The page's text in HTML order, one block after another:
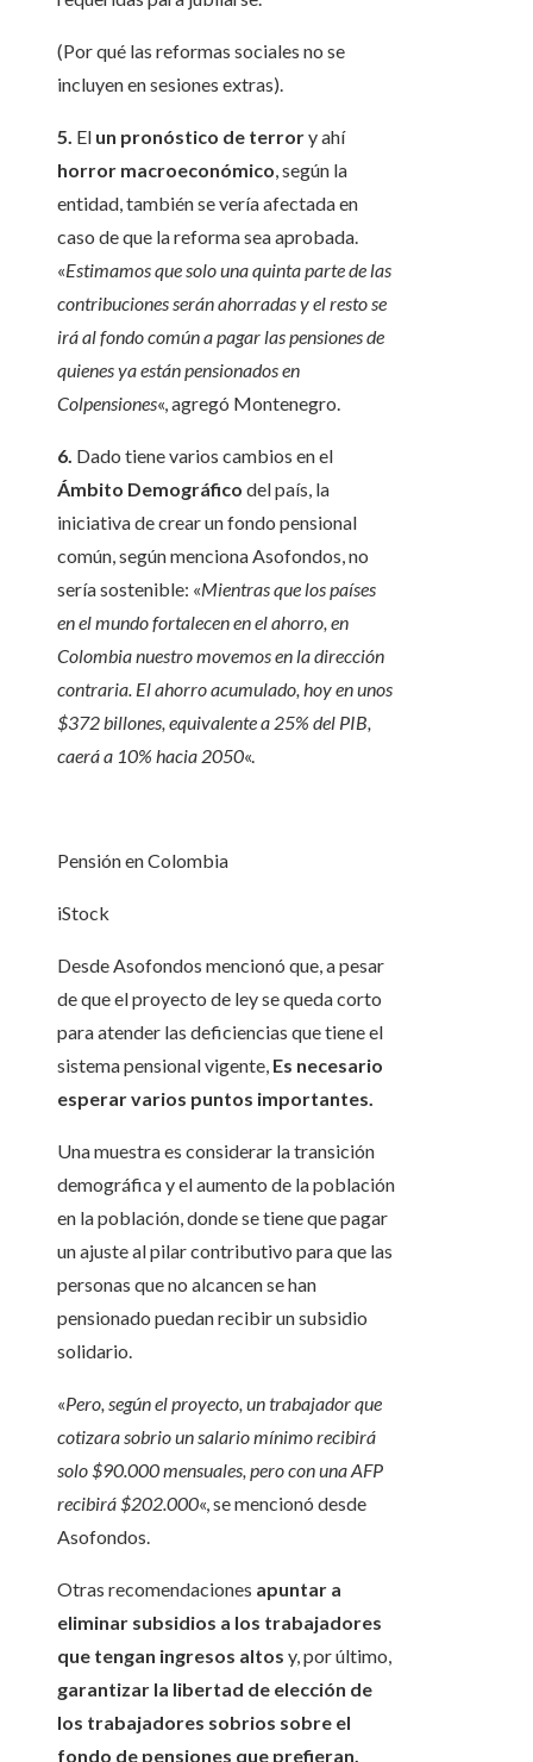
(Por qué las reformas sociales no se
incluyen en sesiones extras).
5. El un pronóstico de terrory ahí
horror macroeconómico, según la
entidad, también se vería afectada en
caso de que la reforma sea aprobada.
«Estimamos que solo una quinta parte de las
contribuciones serán ahorradas y el resto se
irá al fondo común a pagar las pensiones de
quienes ya están pensionados en
Colpensiones«, agregó Montenegro.
6. Dado tiene varios cambios en el
Ámbito Demográfico del país, la
iniciativa de crear un fondo pensional
común, según menciona Asofondos, no
sería sostenible: «Mientras que los países
en el mundo fortalecen en el ahorro, en
Colombia nuestro movemos en la dirección
contraria. El ahorro acumulado, hoy en unos
$372 billones, equivalente a 25% del PIB,
caerá a 10% hacia 2050«.
Pensión en Colombia
iStock
Desde Asofondos mencionó que, a pesar
de que el proyecto de ley se queda corto
para atender las deficiencias que tiene el
sistema pensional vigente, Es necesario
esperar varios puntos importantes.
Una muestra es considerar la transición
demográfica y el aumento de la población
en la población, donde se tiene que pagar
un ajuste al pilar contributivo para que las
personas que no alcancen se han
pensionado puedan recibir un subsidio
solidario.
«Pero, según el proyecto, un trabajador que
cotizara sobrio un salario mínimo recibirá
solo $90.000 mensuales, pero con una AFP
recibirá $202.000«, se mencionó desde
Asofondos.
Otras recomendaciones apuntar a
eliminar subsidios a los trabajadores
que tengan ingresos altos y, por último,
garantizar la libertad de elección de
los trabajadores sobrios sobre el
fondo de pensiones que prefieran.